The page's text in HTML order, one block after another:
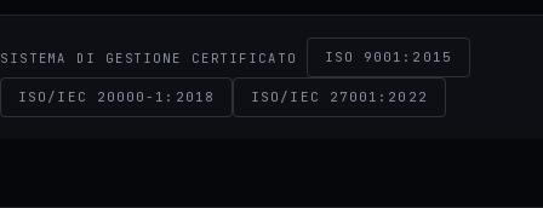
SISTEMA DI GESTIONE CERTIFICATO ISO 9001:2015
ISO/IEC 20000-1:2018 ISO/IEC 27001:2022